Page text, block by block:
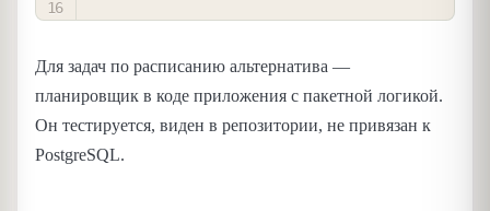
Для задач по расписанию альтернатива —
планировщик в коде приложения с пакетной логикой.
Он тестируется, виден в репозитории, не привязан к
PostgreSQL.